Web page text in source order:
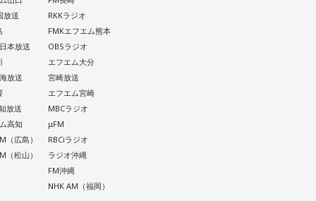
放送
本放送
放送
放送
高知
（広島）
（松山）
RKKラジオ
FMKエフエム熊本
OBSラジオ
エフエム大分
宮崎放送
エフエム宮崎
MBCラジオ
μFM
RBCiラジオ
ラジオ沖縄
FM沖縄
NHK AM（福岡）